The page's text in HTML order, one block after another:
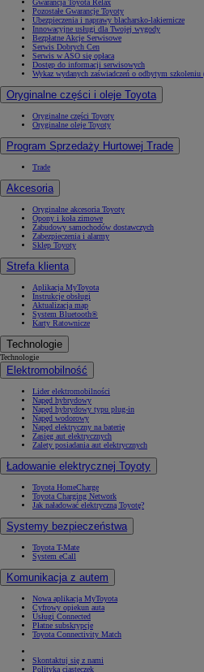
Gwarancja Toyota Relax
Pozostałe Gwarancje Toyoty
Ubezpieczenia i naprawy blacharsko-lakiernicze
Innowacyjne usługi dla Twojej wygody
Bezpłatne Akcje Serwisowe
Serwis Dobrych Cen
Serwis w ASO się opłaca
Dostęp do informacji serwisowych
Wykaz wydanych zaświadczeń o odbytym szkoleniu
Oryginalne części i oleje Toyota
Oryginalne części Toyoty
Oryginalne oleje Toyoty
Program Sprzedaży Hurtowej Trade
Trade
Akcesoria
Oryginalne akcesoria Toyoty
Opony i koła zimowe
Zabudowy samochodów dostawczych
Zabezpieczenia i alarmy
Sklep Toyoty
Strefa klienta
Aplikacja MyToyota
Instrukcje obsługi
Aktualizacja map
System Bluetooth®
Karty Ratownicze
Technologie
Technologie
Elektromobilność
Lider elektromobilności
Napęd hybrydowy
Napęd hybrydowy typu plug-in
Napęd wodorowy
Napęd elektryczny na baterię
Zasięg aut elektrycznych
Zalety posiadania aut elektrycznych
Ładowanie elektrycznej Toyoty
Toyota HomeCharge
Toyota Charging Network
Jak naładować elektryczną Toyotę?
Systemy bezpieczeństwa
Toyota T-Mate
System eCall
Komunikacja z autem
Nowa aplikacja MyToyota
Cyfrowy opiekun auta
Usługi Connected
Płatne subskrypcje
Toyota Connectivity Match
Skontaktuj się z nami
Polityka ciasteczek